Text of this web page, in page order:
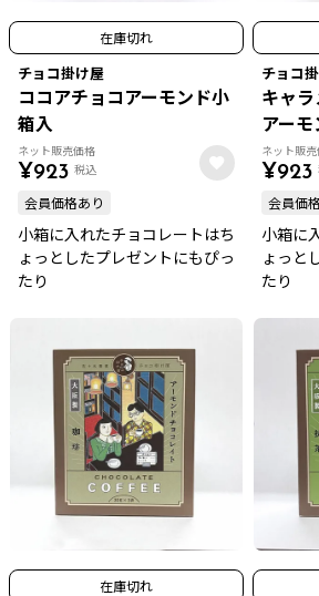
在庫切れ
チョコ掛け屋
ココアチョコアーモンド小
箱入
ネット販売価格
¥923 税込
会員価格あり
小箱に入れたチョコレートはち
ょっとしたプレゼントにもぴっ
たり
チョコ
キャ
アー
ネット販
¥923
会員価
小箱に
ょっと
たり
在庫切れ